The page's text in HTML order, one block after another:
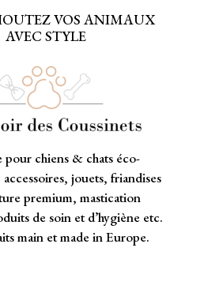
VOS ANIMAUX
AVEC STYLE
pour chiens & chats éco-
jouets, friandises
premium, mastication
de soin et d’hygiène etc.
main et made in Europe.